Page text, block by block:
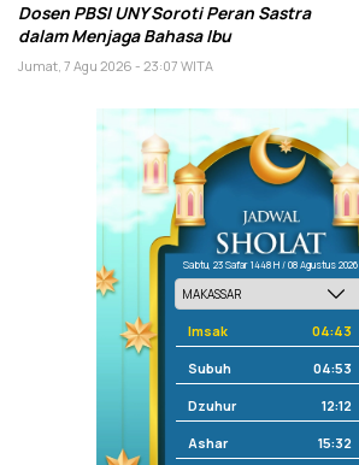
Dosen PBSI UNY Soroti Peran Sastra
dalam Menjaga Bahasa Ibu
Jumat, 7 Agu 2026 - 23:07 WITA
Sabtu, 23 Safar 1448 H / 08 Agustus 2026
Imsak 04:43
Subuh 04:53
Dzuhur 12:12
Ashar 15:32